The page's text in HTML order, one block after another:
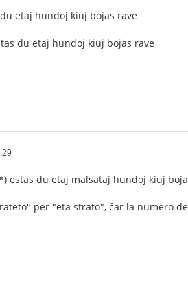
etaj hundoj kiuj bojas rave
du etaj hundoj kiuj bojas rave
estas du etaj malsataj hundoj kiuj
per "eta strato", ĉar la numero